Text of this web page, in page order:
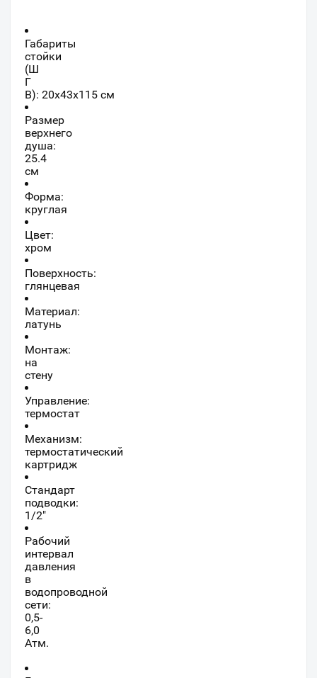
Габариты
стойки
(Ш
Г
В): 20x43x115 см
Размер
верхнего
душа:
25.4
см
Форма:
круглая
Цвет:
хром
Поверхность:
глянцевая
Материал:
латунь
Монтаж:
на
стену
Управление:
термостат
Механизм:
термостатический
картридж
Стандарт
подводки:
1/2"
Рабочий
интервал
давления
в
водопроводной
сети:
0,5-
6,0
Атм.